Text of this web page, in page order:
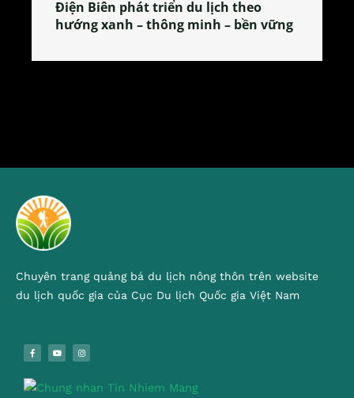
Làng làm bánh tẻ Phú Nhi – nơi lan
tỏa đặc sản xứ Đoài
Chuyên trang quảng bá du lịch nông thôn trên website
du lịch quốc gia của Cục Du lịch Quốc gia Việt Nam